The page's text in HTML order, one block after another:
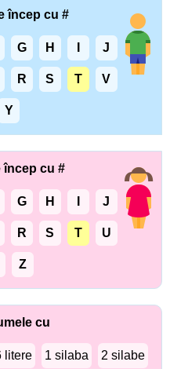
încep cu #
G H J
R S T V
Y
încep cu #
G H J
R S T U
Z
cu
litere 1 silaba 2 silabe